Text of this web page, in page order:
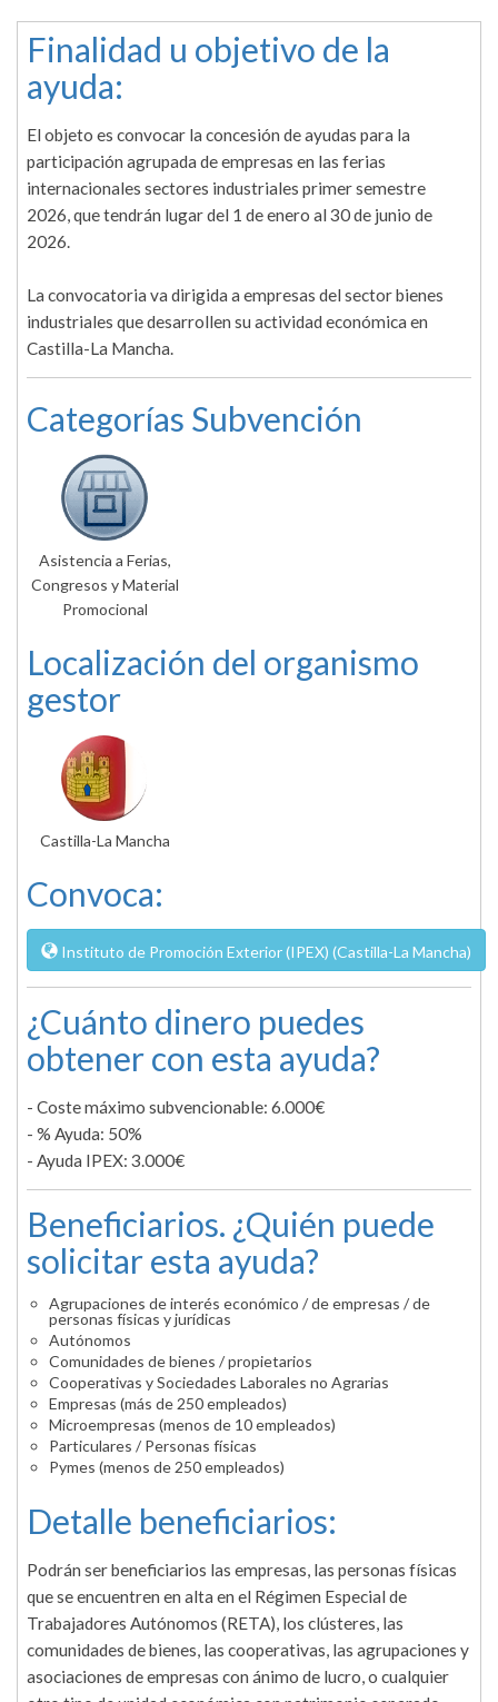
Finalidad u objetivo de la
ayuda:
El objeto es convocar la concesión de ayudas para la
participación agrupada de empresas en las ferias
internacionales sectores industriales primer semestre
2026, que tendrán lugar del 1 de enero al 30 de junio de
2026.
La convocatoria va dirigida a empresas del sector bienes
industriales que desarrollen su actividad económica en
Castilla-La Mancha.
Categorías Subvención
Asistencia a Ferias,
Congresos y Material
Promocional
Localización del organismo
gestor
Castilla-La Mancha
Convoca:
Instituto de Promoción Exterior (IPEX) (Castilla-La Mancha)
¿Cuánto dinero puedes
obtener con esta ayuda?
- Coste máximo subvencionable: 6.000€
- % Ayuda: 50%
- Ayuda IPEX: 3.000€
Beneficiarios. ¿Quién puede
solicitar esta ayuda?
Agrupaciones de interés económico / de empresas / de
personas físicas y jurídicas
Autónomos
Comunidades de bienes / propietarios
Cooperativas y Sociedades Laborales no Agrarias
Empresas (más de 250 empleados)
Microempresas (menos de 10 empleados)
Particulares / Personas físicas
Pymes (menos de 250 empleados)
Detalle beneficiarios:
Podrán ser beneficiarios las empresas, las personas físicas
que se encuentren en alta en el Régimen Especial de
Trabajadores Autónomos (RETA), los clústeres, las
comunidades de bienes, las cooperativas, las agrupaciones y
asociaciones de empresas con ánimo de lucro, o cualquier